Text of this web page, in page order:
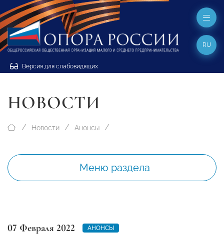
Версия для слабовидящих
RU
НОВОСТИ
Новости Анонсы
Меню раздела
07 Февраля 2022 АНОНСЫ